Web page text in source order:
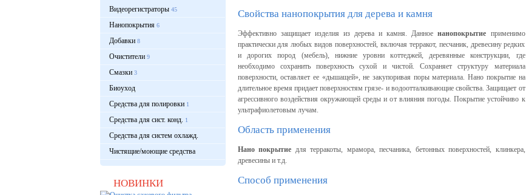
Видеорегистраторы45
Нанопокрытия6
Добавки8
Очистители9
Смазки3
Биоуход
Средства для полировки1
Средства для сист. конд. 1
Средства для систем охлажд.
Чистящие/моющие средства
НОВИНКИ
Свойства нанопокрытия для дерева и камня
Эффективно защищает изделия из дерева и камня. Данноенанопокрытие применимо
практически для любых видов поверхностей, включая терракот, песчаник, древесину редких
и дорогих пород (мебель), нижние уровни коттеджей, деревянные конструкции, где
необходимо сохранить поверхность сухой и чистой. Сохраняет структуру материала
поверхности, оставляет ее «дышащей», не закупоривая поры материала. Нано покрытие на
длительное время придает поверхностям грязе- и водоотталкивающие свойства. Защищает от
агрессивного воздействия окружающей среды и от влияния погоды. Покрытие устойчиво к
ультрафиолетовым лучам.
Область применения
Нано покрытие для терракоты, мрамора, песчаника, бетонных поверхностей, клинкера,
древесины и т.д.
Способ применения